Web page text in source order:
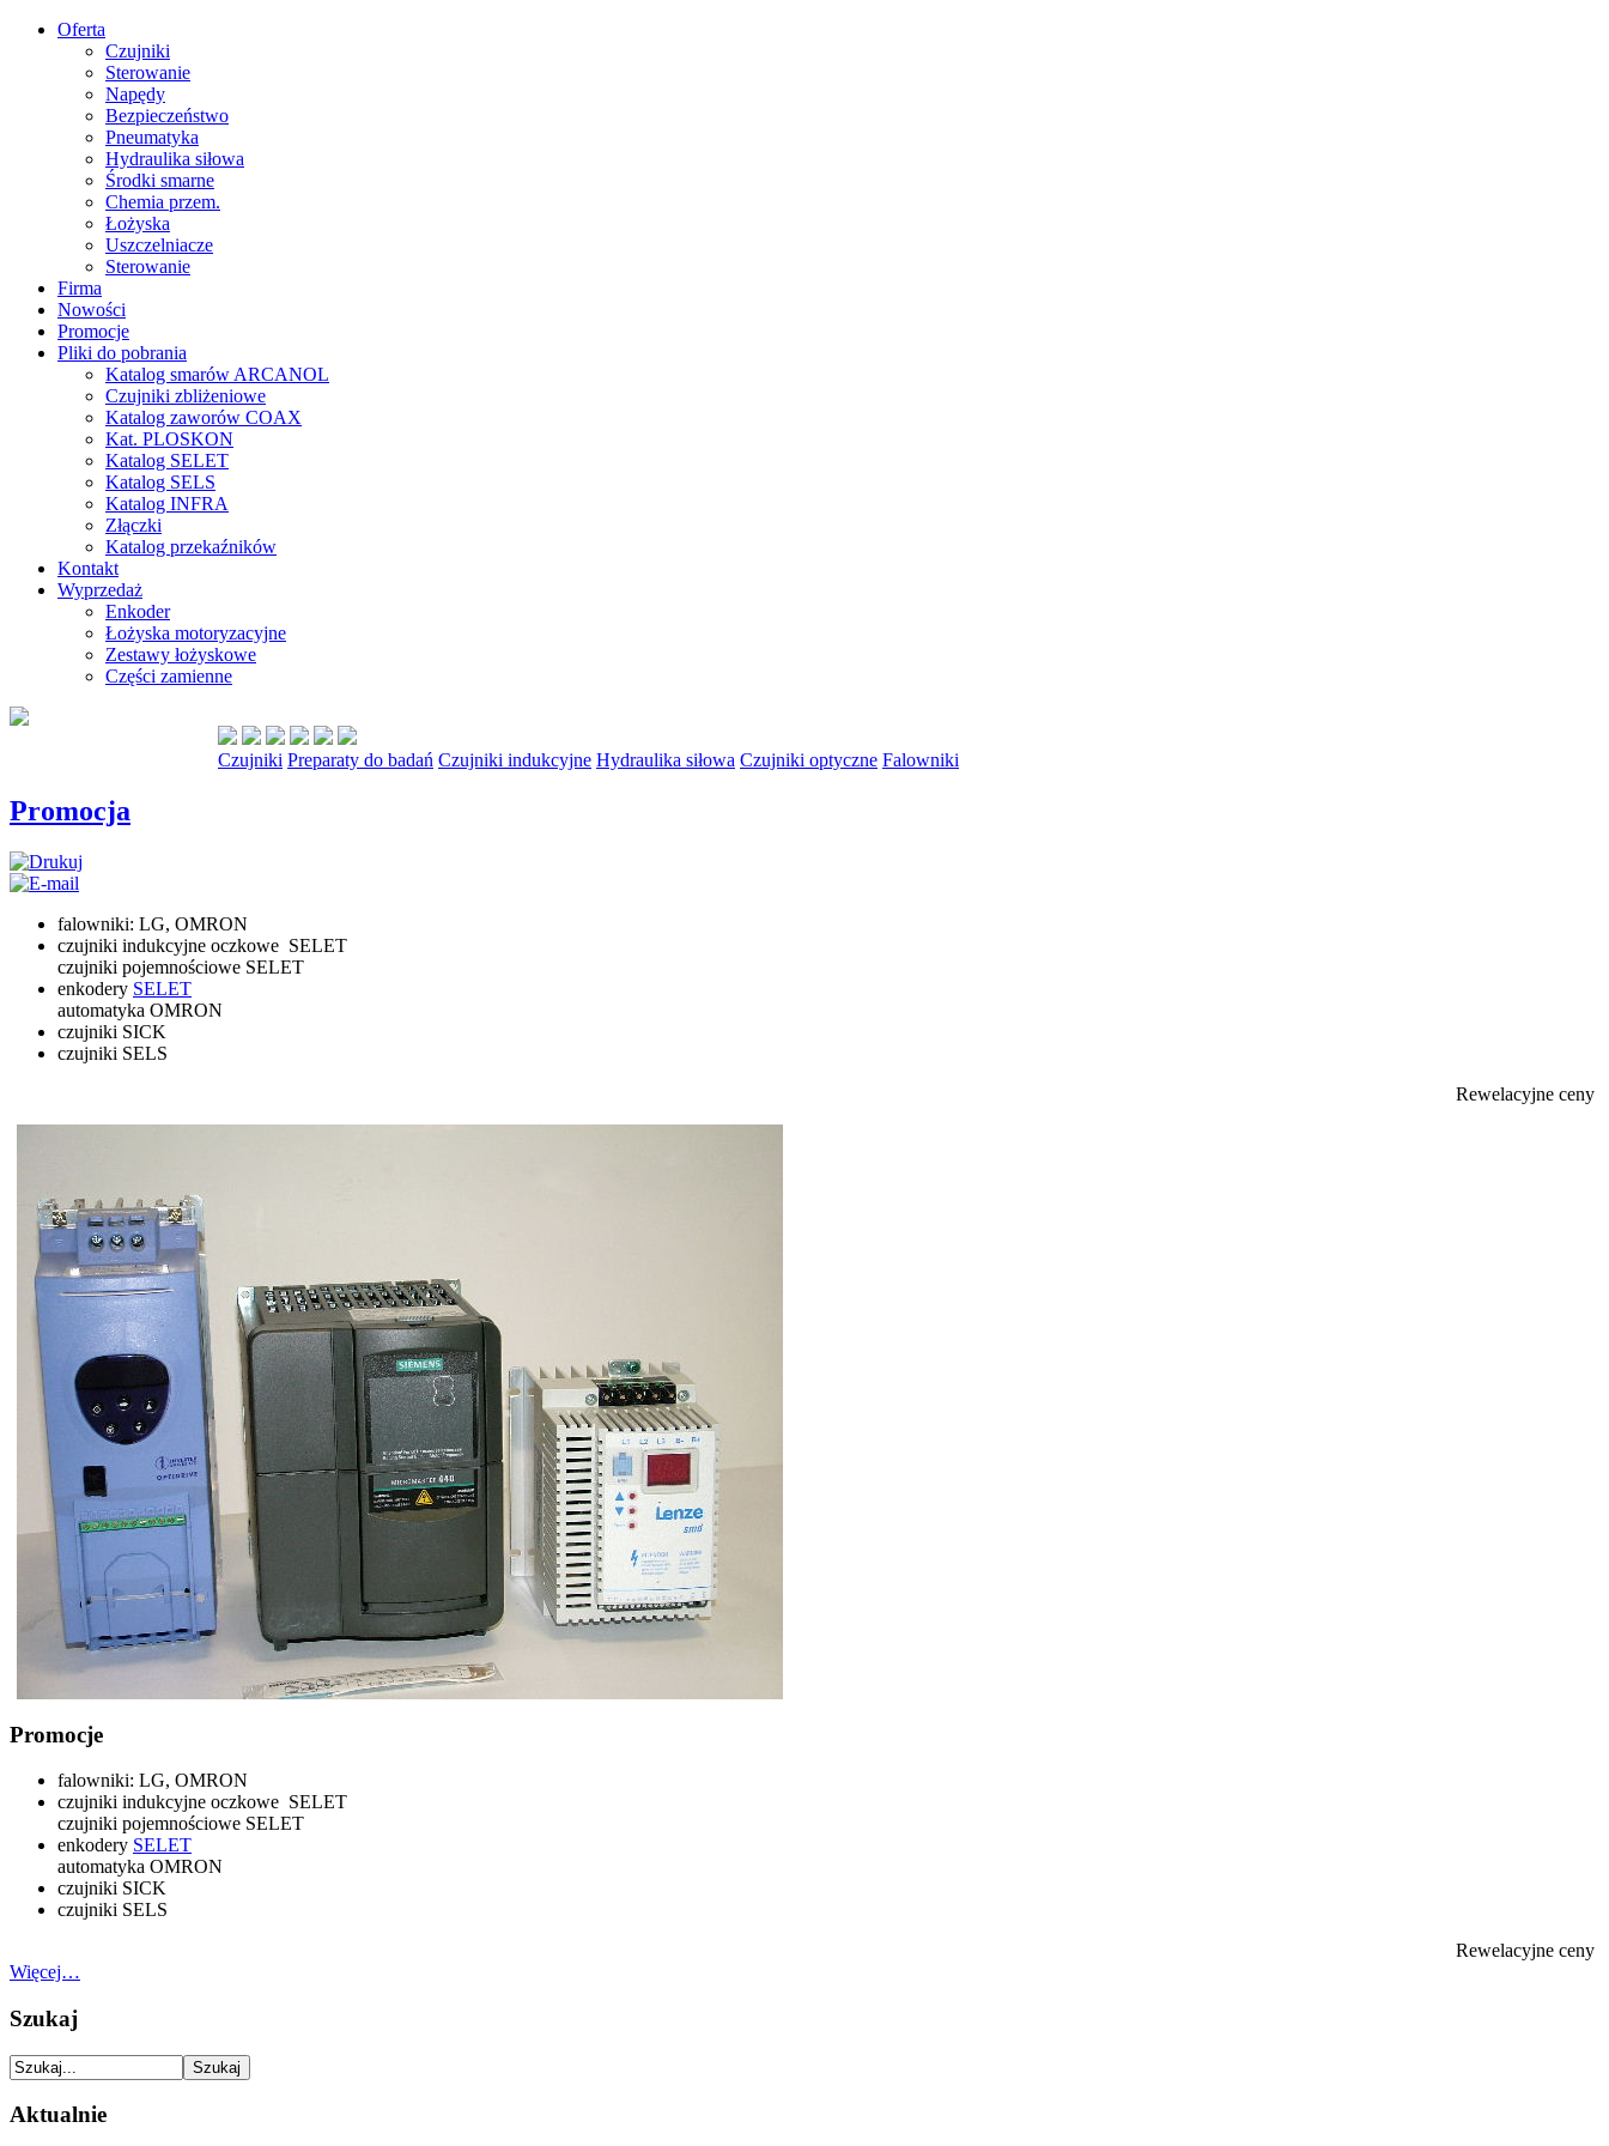
Oferta
Czujniki
Sterowanie
Napędy
Bezpieczeństwo
Pneumatyka
Hydraulika siłowa
Środki smarne
Chemia przem.
Łożyska
Uszczelniacze
Sterowanie
Firma
Nowości
Promocje
Pliki do pobrania
Katalog smarów ARCANOL
Czujniki zbliżeniowe
Katalog zaworów COAX
Kat. PLOSKON
Katalog SELET
Katalog SELS
Katalog INFRA
Złączki
Katalog przekaźników
Kontakt
Wyprzedaż
Enkoder
Łożyska motoryzacyjne
Zestawy łożyskowe
Części zamienne
Czujniki Preparaty do badań Czujniki indukcyjne Hydraulika siłowa Czujniki optyczne Falowniki
Promocja
falowniki: LG, OMRON
czujniki indukcyjne oczkowe SELET
czujniki pojemnościowe SELET
enkodery SELET
automatyka OMRON
czujniki SICK
czujniki SELS
Rewelacyjne ceny
Promocje
falowniki: LG, OMRON
czujniki indukcyjne oczkowe SELET
czujniki pojemnościowe SELET
enkodery SELET
automatyka OMRON
czujniki SICK
czujniki SELS
Rewelacyjne ceny
Więcej…
Szukaj
Aktualnie